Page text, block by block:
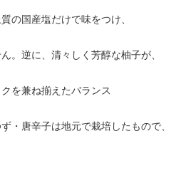
の国産塩だけで味をつけ、
。逆に、清々しく芳醇な柚子が、
を兼ね揃えたバランス
・唐辛子は地元で栽培したもので、